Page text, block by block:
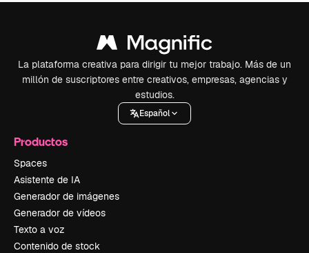
La plataforma creativa para dirigir tu mejor trabajo. Más de un
millón de suscriptores entre creativos, empresas, agencias y
estudios.
Español
Productos
Spaces
Asistente de IA
Generador de imágenes
Generador de vídeos
Texto a voz
Contenido de stock